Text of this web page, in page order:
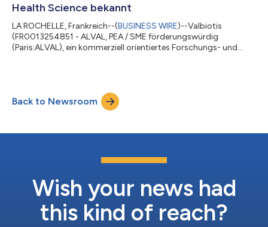
Health Science bekannt
LA ROCHELLE, Frankreich--(BUSINESS WIRE)--Valbiotis
(FR0013254851 - ALVAL, PEA / SME förderungswürdig
(Paris:ALVAL), ein kommerziell orientiertes Forschungs- und
hat, gibt den letzten Besuch des letzten Patienten bekannt, der
an der Phase II/III REVERSE-IT Studie zum Wirkstoff TOTUM•63
teilnimmt. Diese internationale, multizentrische, ra...
Back to Newsroom
Wish your news had
this kind of reach?